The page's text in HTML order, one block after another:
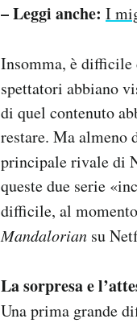
– Leggi anche: I
Insomma, è difficile
spettatori abbiano
di quel contenuto
restare. Ma almeno
principale rivale di
queste due serie
difficile, al
Mandalorian su
La sorpresa e
Una prima grande